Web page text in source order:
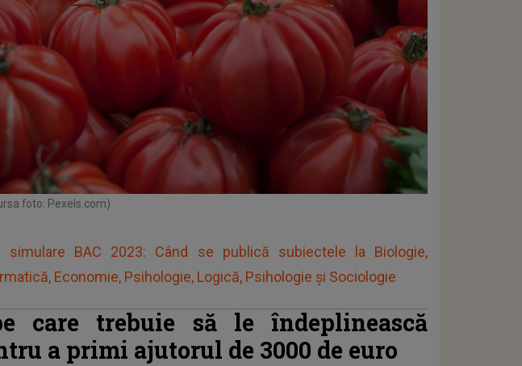
foto: Pexels.com)
simulare BAC 2023: Când se publică subiectele la Biologie,
Economie, Psihologie, Logică, Psihologie și Sociologie
care trebuie să le îndeplinească
a primi ajutorul de 3000 de euro